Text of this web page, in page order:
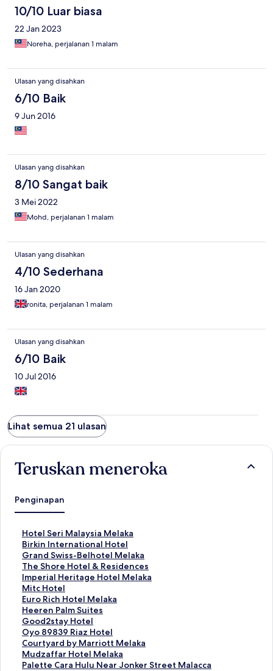
10/10 Luar biasa
22 Jan 2023
Noreha, perjalanan 1 malam
Ulasan yang disahkan
6/10 Baik
9 Jun 2016
Ulasan yang disahkan
8/10 Sangat baik
3 Mei 2022
Mohd, perjalanan 1 malam
Ulasan yang disahkan
4/10 Sederhana
16 Jan 2020
ronita, perjalanan 1 malam
Ulasan yang disahkan
6/10 Baik
10 Jul 2016
Lihat semua 21 ulasan
Teruskan meneroka
Penginapan
Hotel Seri Malaysia Melaka
P
a
u
t
a
n
S
t
a
n
d
a
r
Birkin International Hotel
P
a
u
t
a
n
S
t
a
n
d
a
Grand Swiss-Belhotel Melaka
P
a
u
t
a
n
S
t
a
n
d
The Shore Hotel & Residences
P
a
u
t
a
n
S
t
a
n
Imperial Heritage Hotel Melaka
P
a
u
t
a
n
S
t
a
Mitc Hotel
P
a
u
t
a
n
S
t
Euro Rich Hotel Melaka
P
a
u
t
a
n
S
Heeren Palm Suites
P
a
u
t
a
n
Good2stay Hotel
P
a
u
t
a
Oyo 89839 Riaz Hotel
P
a
u
t
Courtyard by Marriott Melaka
P
a
u
Mudzaffar Hotel Melaka
P
a
Palette Cara Hulu Near Jonker Street Malacca
P